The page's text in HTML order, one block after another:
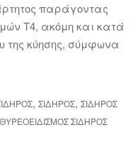
παράγοντας
Τ4, ακόμη και κατά
της κύησης, σύμφωνα
, ΣΊΔΗΡΟΣ, ΣΙΔΗΡΟΣ
ΣΊΔΗΡΟΣ